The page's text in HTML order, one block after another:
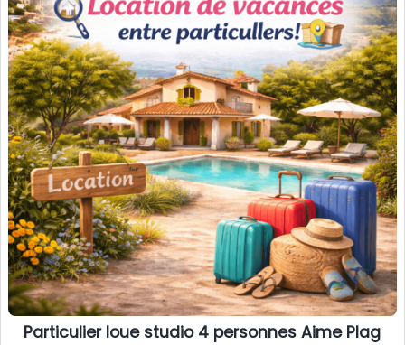
Particulier loue studio 4 personnes Aime Plagne